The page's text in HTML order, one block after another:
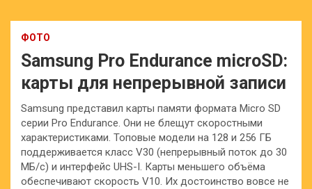
ФОТО
Samsung Pro Endurance microSD:
карты для непрерывной записи
Samsung представил карты памяти формата Micro SD
серии Pro Endurance. Они не блещут скоростными
характеристиками. Топовые модели на 128 и 256 ГБ
поддерживается класс V30 (непрерывный поток до 30
МБ/с) и интерфейс UHS-I. Карты меньшего объёма
обеспечивают скорость V10. Их достоинство вовсе не